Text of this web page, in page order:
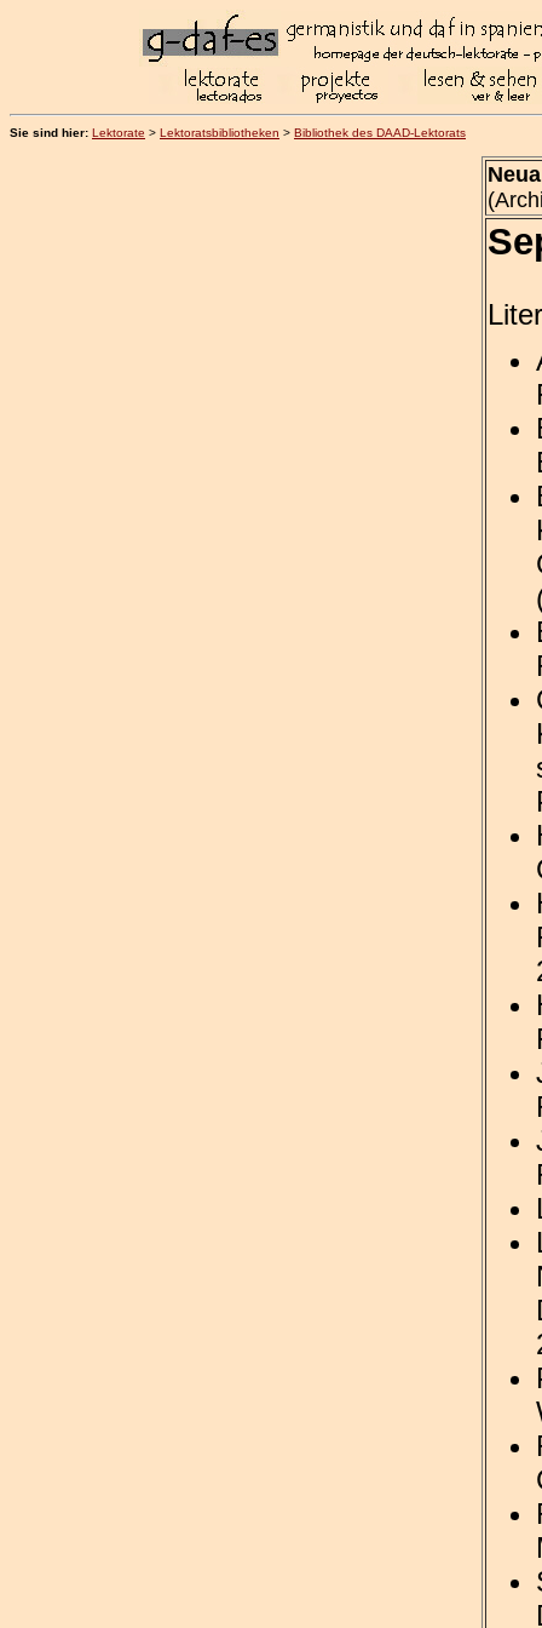
Sie sind hier: Lektorate > Lektoratsbibliotheken > Bibliothek des DAAD-Lektorats